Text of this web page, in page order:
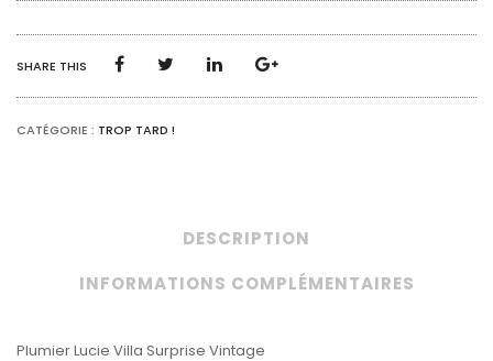
SHARE THIS
CATÉGORIE : TROP TARD !
DESCRIPTION
INFORMATIONS COMPLÉMENTAIRES
Plumier Lucie Villa Surprise Vintage